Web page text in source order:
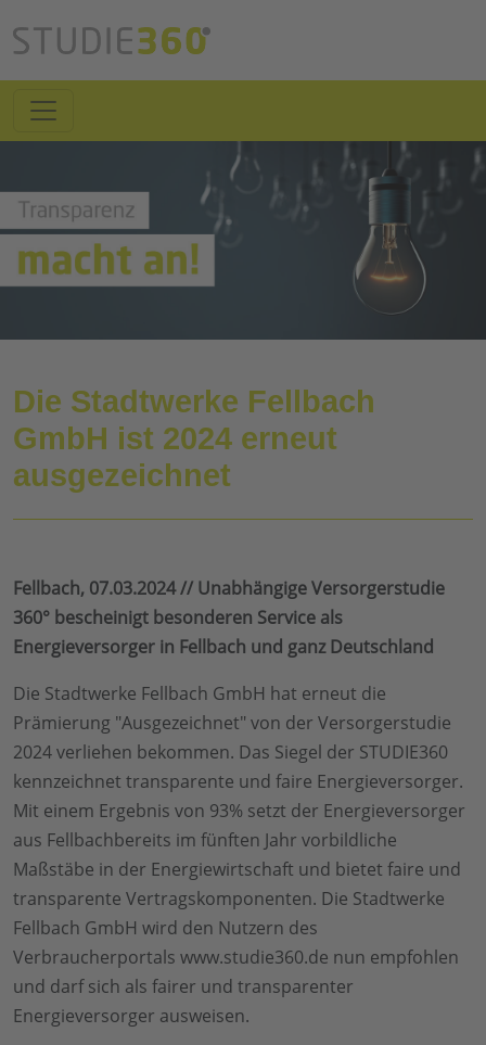
Die Stadtwerke Fellbach
GmbH ist 2024 erneut
ausgezeichnet
Fellbach, 07.03.2024 // Unabhängige Versorgerstudie
360° bescheinigt besonderen Service als
Energieversorger in Fellbach und ganz Deutschland
Die Stadtwerke Fellbach GmbH hat erneut die
Prämierung "Ausgezeichnet" von der Versorgerstudie
2024 verliehen bekommen. Das Siegel der STUDIE360
kennzeichnet transparente und faire Energieversorger.
Mit einem Ergebnis von 93% setzt der Energieversorger
aus Fellbachbereits im fünften Jahr vorbildliche
Maßstäbe in der Energiewirtschaft und bietet faire und
transparente Vertragskomponenten. Die Stadtwerke
Fellbach GmbH wird den Nutzern des
Verbraucherportals www.studie360.de nun empfohlen
und darf sich als fairer und transparenter
Energieversorger ausweisen.